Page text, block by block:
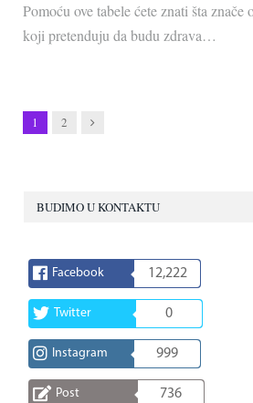
Pomoću ove tabele ćete znati šta
koji pretenduju da budu zdrava…
1 2 Next
BUDIMO U KONTAKTU
Facebook 12,222
Twitter 0
Instagram 999
Post 736